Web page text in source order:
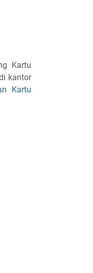
Kartu
kantor
Kartu